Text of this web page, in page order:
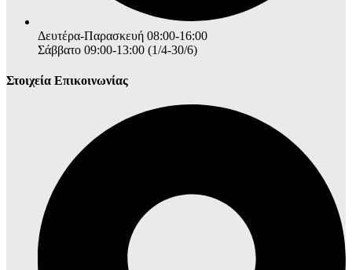
Δευτέρα-Παρασκευή 08:00-16:00
Σάββατο 09:00-13:00 (1/4-30/6)
Στοιχεία Επικοινωνίας